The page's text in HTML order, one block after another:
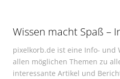
Wissen macht Spaß –
pixelkorb.de ist eine Info- und
allen möglichen Themen zu
interessante Artikel und